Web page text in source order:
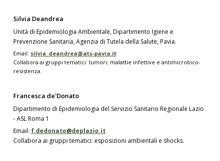
Silvia Deandrea
Unità di Epidemiologia Ambientale, Dipartimento Igiene e
Prevenzione Sanitaria, Agenzia di Tutela della Salute, Pavia.
Email: silvia_deandrea@ats-pavia.it
Collabora ai gruppi tematici: tumori; malattie infettive e antimicrobico-
resistenza.
Francesca de'Donato
Dipartimento di Epidemiologia del Servizio Sanitario Regionale Lazio
- ASL Roma 1
Email: f.dedonato@deplazio.it
Collabora ai gruppi tematici: esposizioni ambientali e shocks.